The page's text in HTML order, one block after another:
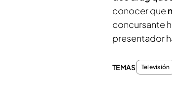
conocer que
concursante
presentador
TEMAS Televisión